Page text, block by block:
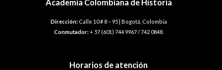
Academia Colombiana de Historia
Dirección:Calle 10 # 8 – 95 | Bogotá, Colombia
Conmutador:+ 57 (601) 744 9967 / 742 0848.
Horarios de atención